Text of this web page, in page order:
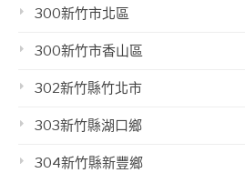
300新竹市北區
300新竹市香山區
302新竹縣竹北市
303新竹縣湖口鄉
304新竹縣新豐鄉